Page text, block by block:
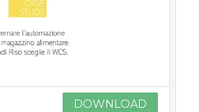
DOWNLOAD